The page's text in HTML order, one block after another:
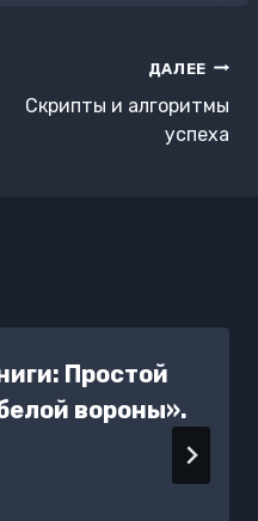
ДАЛЕЕ
Скрипты и алгоритмы
успеха
Простой
вороны».